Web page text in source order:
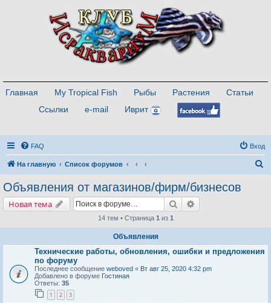
Главная My Tropical Fish Рыбы Растения
Статьи
Ссылки
e-mail Иврит
FAQ Вход
На главную Список форумов
Объявления от магазинов/фирм/бизнесов
Новая тема Поиск
14 тем • Страница 1 из 1
Объявления
Технические работы, обновления, ошибки и предложения
по форуму
Последнее сообщение weboved « Вт авг 25, 2020 4:32 pm
Добавлено в форуме Гостиная
Ответы: 35
1 2 3